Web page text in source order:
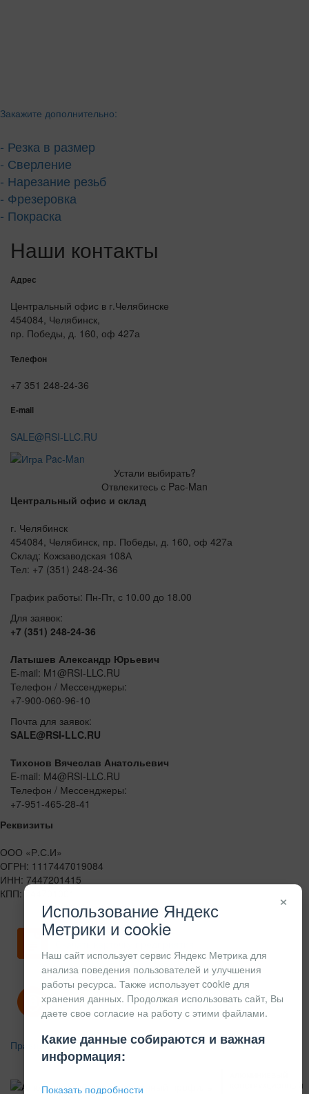
Закажите дополнительно:
- Резка в размер
- Сверление
- Нарезание резьб
- Фрезеровка
- Покраска
Наши контакты
Адрес
Центральный офис в г.Челябинске
454084, Челябинск,
пр. Победы, д. 160, оф 427а
Телефон
+7 351 248-24-36
E-mail
SALE@RSI-LLC.RU
Устали выбирать?
Отвлекитесь с Pac-Man
Центральный офис и склад
г. Челябинск
454084, Челябинск, пр. Победы, д. 160, оф 427а
Склад: Кожзаводская 108А
Тел: +7 (351) 248-24-36
График работы: Пн-Пт, с 10.00 до 18.00
Для заявок:
+7 (351) 248-24-36
Латышев Александр Юрьевич
E-mail: M1@RSI-LLC.RU
Телефон / Мессенджеры:
+7-900-060-96-10
Почта для заявок:
SALE@RSI-LLC.RU
Тихонов Вячеслав Анатольевич
E-mail: M4@RSI-LLC.RU
Телефон / Мессенджеры:
+7-951-465-28-41
Реквизиты
ООО «Р.С.И»
ОГРН: 1117447019084
ИНН: 7447201415
КПП: 744701001
Скачать карточку предприятия
Политика конфиденциальности
Правила возврата
КОНСТРУКЦИОННЫЙ
×
Использование Яндекс
Метрики и cookie
Наш сайт использует сервис Яндекс Метрика для
анализа поведения пользователей и улучшения
работы ресурса. Также использует cookie для
хранения данных. Продолжая использовать сайт, Вы
даете свое согласие на работу с этими файлами.
Какие данные собираются и важная
информация:
Показать подробности